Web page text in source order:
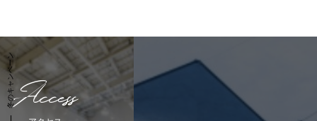
冬のキャンペーンAccess